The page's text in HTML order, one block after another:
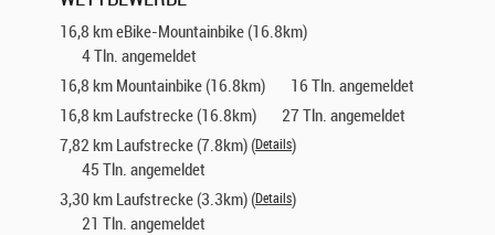
16,8 km eBike-Mountainbike (16.8km)
4 Tln. angemeldet
16,8 km Mountainbike (16.8km)
16 Tln. angemeldet
16,8 km Laufstrecke (16.8km)
27 Tln. angemeldet
7,82 km Laufstrecke (7.8km) (Details)
45 Tln. angemeldet
3,30 km Laufstrecke (3.3km) (Details)
21 Tln. angemeldet